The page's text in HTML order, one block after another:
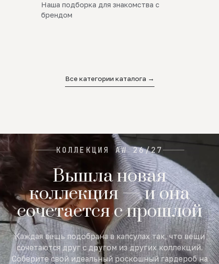
Наша подборка для знакомства с
брендом
Новинки
SALE
Все категории каталога →
КОЛЛЕКЦИЯ AW 26/27
Вышла новая
коллекция — и она
сочетается с прошлой
Каждая вещь подобрана в капсулах так, что вещи
сочетаются друг с другом из других коллекций.
Соберите свой идеальный роскошный гардероб на